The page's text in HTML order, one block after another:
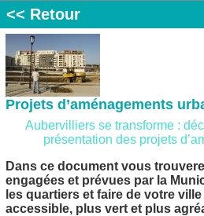
<< Retour
Projets d’aménagements
Aubervilliers se transforme :
présentation des projets
Dans ce document vous
engagées et prévues par la
les quartiers et faire de votre
accessible, plus vert et plus